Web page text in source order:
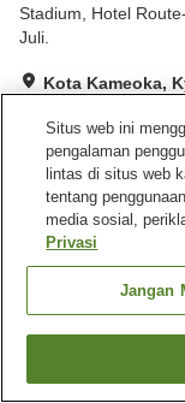
Stadium, Hotel
Juli.
Kota Kameoka,
Hebat
Fasilitas properti
Tempat parkir
Beranda Jepang
Hotel Route Inn Kyoto
Situs web ini
pengalaman
lintas di situs web
tentang
media sosial,
Privasi
Jangan